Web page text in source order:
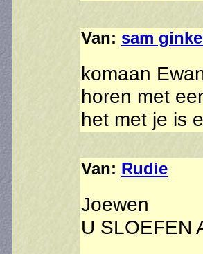
Van: sam
komaan
horen met
het met je is
Van: Rudie
Joewen
U SLOEFEN